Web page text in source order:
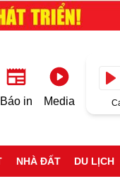
Báo in Media
NHÀ ĐẤT DU LỊCH